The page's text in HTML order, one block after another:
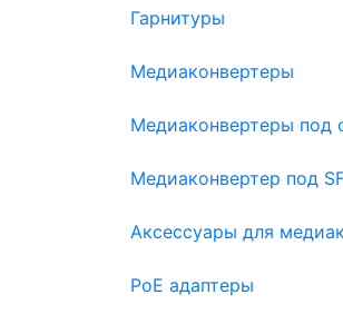
Гарнитуры
Медиаконвертеры
Медиаконвертеры под
Медиаконвертер под
Аксессуары для
PoE адаптеры